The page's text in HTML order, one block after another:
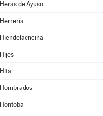
Heras de Ayuso
Herrería
Hiendelaencina
Hijes
Hita
Hombrados
Hontoba